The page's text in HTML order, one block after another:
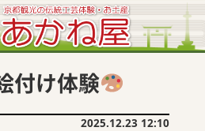
付け体験
2025.12.23 12:10